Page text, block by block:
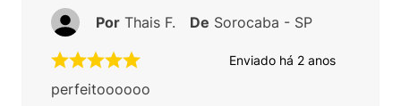
Enviado há 2 anos
perfeitoooooo
Por Thais F. De Sorocaba - SP